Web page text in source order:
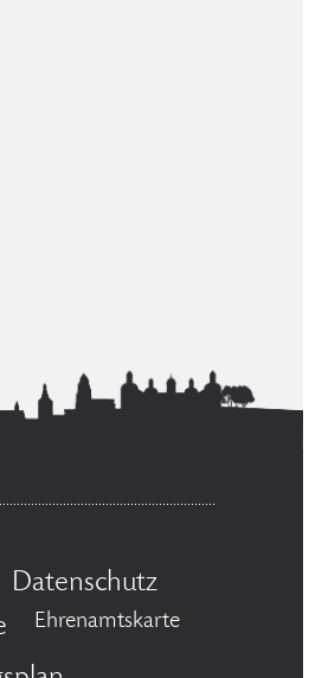
Datenschutz
Ehrenamtskarte